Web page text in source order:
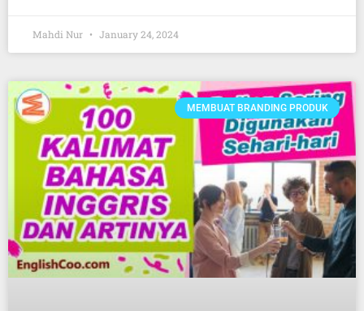
Mahdi Nur January 24, 2024
MEMBUAT BRANDING PRODUK